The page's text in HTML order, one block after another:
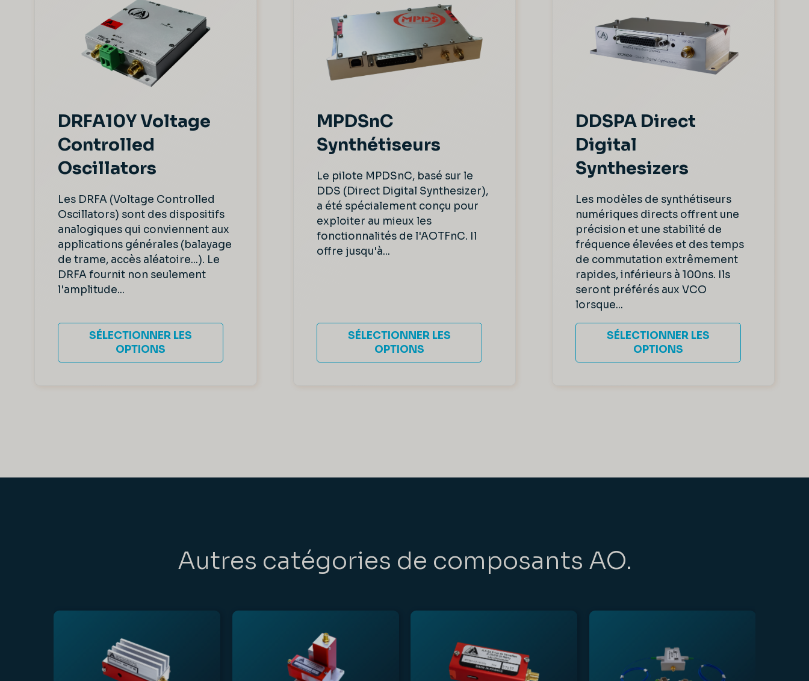
DRFA10Y Voltage
Controlled
Oscillators
Les DRFA (Voltage Controlled
Oscillators) sont des dispositifs
analogiques qui conviennent aux
applications générales (balayage
de trame, accès aléatoire...). Le
DRFA fournit non seulement
l'amplitude...
SÉLECTIONNER LES
OPTIONS
MPDSnC
Synthétiseurs
Le pilote MPDSnC, basé sur le
DDS (Direct Digital Synthesizer),
a été spécialement conçu pour
exploiter au mieux les
fonctionnalités de l'AOTFnC. Il
offre jusqu'à...
SÉLECTIONNER LES
OPTIONS
DDSPA Direct
Digital
Synthesizers
Les modèles de synthétiseurs
numériques directs offrent une
précision et une stabilité de
fréquence élevées et des temps
de commutation extrêmement
rapides, inférieurs à 100ns. Ils
seront préférés aux VCO
lorsque...
SÉLECTIONNER LES
OPTIONS
Autres catégories de composants AO.